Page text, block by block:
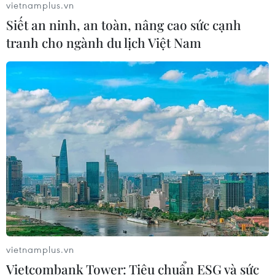
Nga thông báo tấn công căn
cứ ngầm của Ukraine
06/08/2026 16:21
Tây Ban Nha: 100 người thiệt mạng
trong vụ vượt biển ồ ạt vào Ceuta
06/08/2026 16:03
Đức tuyên án chung thân đối tượng
gây vụ lao xe vào đám đông ở
Munich
vietnamplus.vn
Siết an ninh, an toàn, nâng cao sức cạnh
tranh cho ngành du lịch Việt Nam
vietnamplus.vn
Vietcombank Tower: Tiêu chuẩn ESG và sức